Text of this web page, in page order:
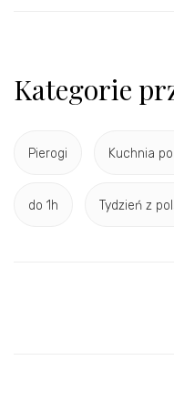
Kategorie
Pierogi Kuchnia
do 1h Tydzień z